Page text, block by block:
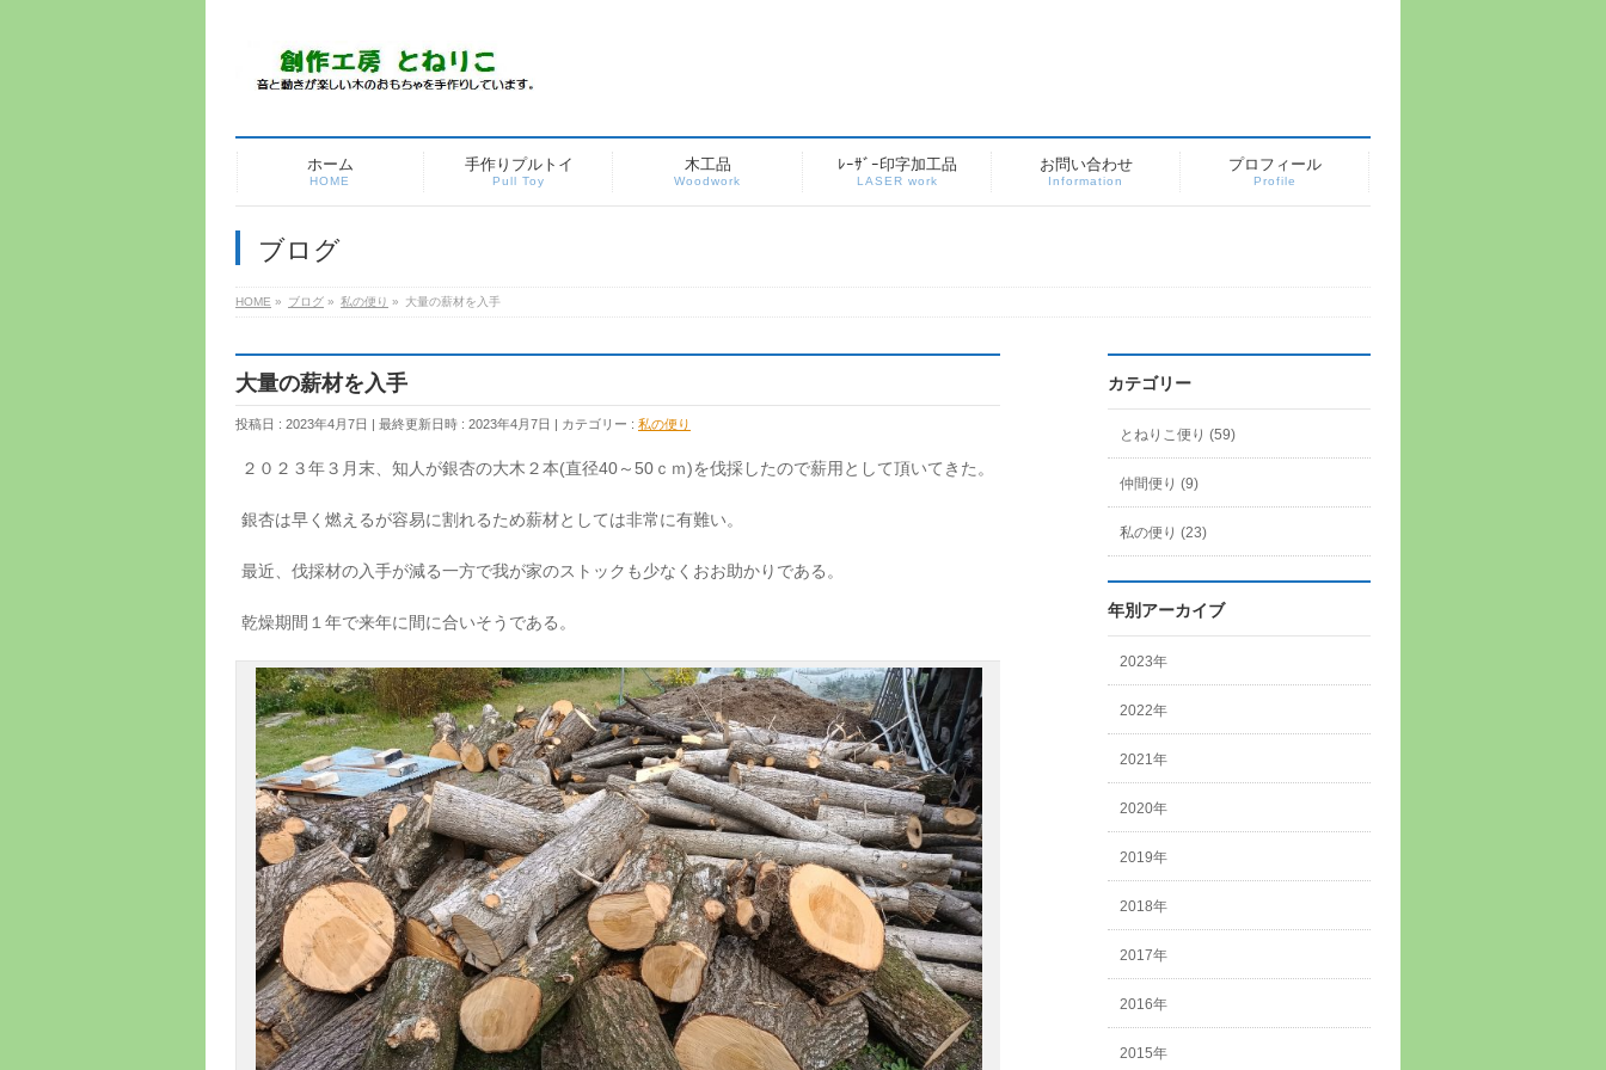
ホーム
HOME
手作りプルトイ
Pull Toy
木工品
Woodwork
ﾚｰｻﾞｰ印字加工品
LASER work
お問い合わせ
Information
プロフィール
Profile
ブログ
HOME » ブログ » 私の便り » 大量の薪材を入手
大量の薪材を入手
投稿日 : 2023年4月7日 最終更新日時 : 2023年4月7日 カテゴリー : 私の便り
２０２３年３月末、知人が銀杏の大木２本(直径40～50ｃｍ)を伐採したので薪用として頂いてきた。
銀杏は早く燃えるが容易に割れるため薪材としては非常に有難い。
最近、伐採材の入手が減る一方で我が家のストックも少なくおお助かりである。
乾燥期間１年で来年に間に合いそうである。
カテゴリー
とねりこ便り (59)
仲間便り (9)
私の便り (23)
年別アーカイブ
2023年
2022年
2021年
2020年
2019年
2018年
2017年
2016年
2015年